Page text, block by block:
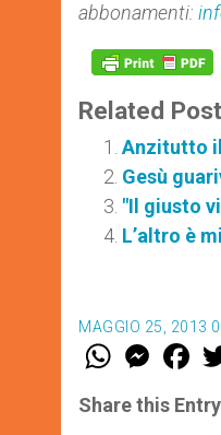
abbonamenti:
Related
Anzitutto
Gesù
"Il giusto
L’altro è
MAGGIO 25, 2013
W
t
s
M
e
s
e
F
a
e
b
Share this Entry